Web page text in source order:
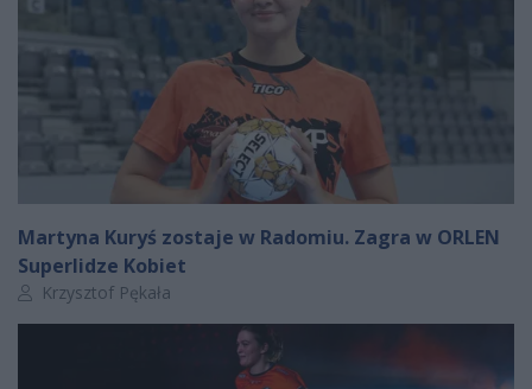
Martyna Kuryś zostaje w Radomiu. Zagra w ORLEN
Superlidze Kobiet
Autor artykułu:
Krzysztof Pękała